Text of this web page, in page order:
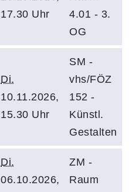
17.30 Uhr
4.01 - 3.
OG
Di.
10.11.2026,
15.30 Uhr
SM -
vhs/FÖZ
152 -
Künstl.
Gestalten
Di.
06.10.2026,
ZM -
Raum